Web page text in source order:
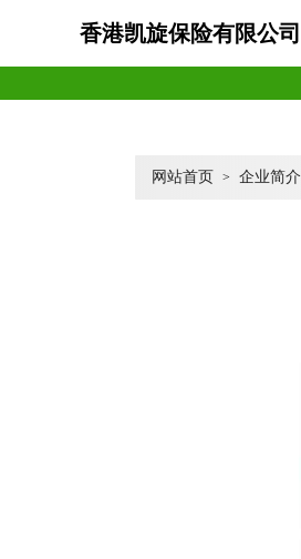
香港凯旋保险有限公司
网站首页 > 企业简介